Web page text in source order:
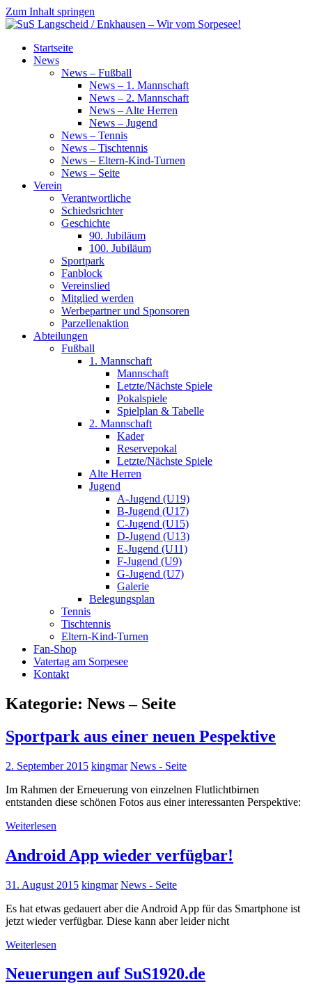
Zum Inhalt springen
SuS
Langscheid
Startseite
News
News – Fußball
News – 1. Mannschaft
News – 2. Mannschaft
News – Alte Herren
News – Jugend
News – Tennis
News – Tischtennis
News – Eltern-Kind-Turnen
News – Seite
Verein
Verantwortliche
Schiedsrichter
Geschichte
90. Jubiläum
100. Jubiläum
Sportpark
Fanblock
Vereinslied
Mitglied werden
Werbepartner und Sponsoren
Parzellenaktion
Abteilungen
Fußball
1. Mannschaft
Mannschaft
Letzte/Nächste Spiele
Pokalspiele
Spielplan & Tabelle
2. Mannschaft
Kader
Reservepokal
Letzte/Nächste Spiele
Alte Herren
Jugend
A-Jugend (U19)
B-Jugend (U17)
C-Jugend (U15)
D-Jugend (U13)
E-Jugend (U11)
F-Jugend (U9)
G-Jugend (U7)
Galerie
Belegungsplan
Tennis
Tischtennis
Eltern-Kind-Turnen
Fan-Shop
Vatertag am Sorpesee
Kontakt
Kategorie: News – Seite
Sportpark aus einer neuen Pespektive
2. September 2015 kingmar News - Seite
Im Rahmen der Erneuerung von einzelnen Flutlichtbirnen
entstanden diese schönen Fotos aus einer interessanten Perspektive:
Weiterlesen
Android App wieder verfügbar!
31. August 2015 kingmar News - Seite
Es hat etwas gedauert aber die Android App für das Smartphone ist
jetzt wieder verfügbar. Diese kann aber leider nicht
Weiterlesen
Neuerungen auf SuS1920.de